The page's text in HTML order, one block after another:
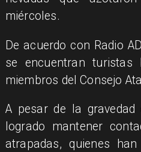
miércoles.
De acuerdo con Radio
se encuentran turistas
miembros del Consejo
A pesar de la
logrado mantener
atrapadas, quienes